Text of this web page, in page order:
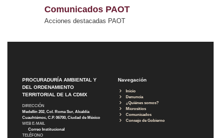
Comunicados PAOT
Acciones destacadas PAOT
PROCURADURÍA AMBIENTAL Y
DEL ORDENAMIENTO
TERRITORIAL DE LA CDMX
DIRECCIÓN
Medellín 202, Col. Roma Sur, Alcaldía
Cuauhtémoc, C.P. 06700, Ciudad de México
WEB E-MAIL
Correo Institucional
TELÉFONO
Navegación
Inicio
Denuncia
¿Quiénes somos?
Micrositios
Comunicados
Consejo de Gobierno